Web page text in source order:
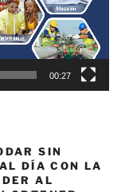
00:27
SIN
DÍA CON LA
AL